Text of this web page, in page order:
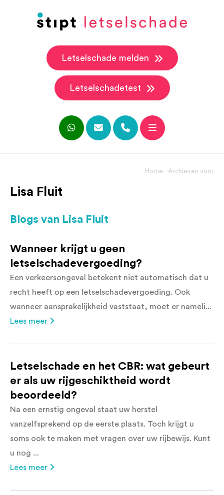
Letselschade melden
Letselschadetest
Home - Archieven voor
Lisa Fluit
Blogs van Lisa Fluit
Wanneer krijgt u geen
letselschadevergoeding?
Een verkeersongeval betekent niet automatisch dat u
recht heeft op een letselschadevergoeding. Ook
wanneer aansprakelijkheid vaststaat, moet er nameli...
Lees meer
Letselschade en het CBR: wat gebeurt
er als uw rijgeschiktheid wordt
beoordeeld?
Na een ernstig ongeval staat uw herstel
vanzelfsprekend op de eerste plaats. Toch krijgt u
soms ook te maken met vragen over uw rijbewijs. Kunt
u nog ...
Lees meer